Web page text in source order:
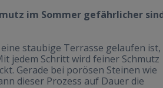
im Sommer gefährlicher
staubige Terrasse gelaufen ist,
jedem Schritt wird feiner Schmutz
Gerade bei porösen Steinen wie
dieser Prozess auf Dauer die